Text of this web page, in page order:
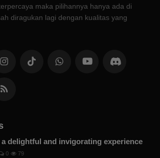
maka pilihannya hanya ada di
diragukan lagi dengan kualitas yang
delightful and invigorating experience
0 79